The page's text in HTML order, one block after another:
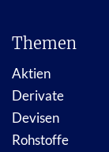
Themen
Aktien
Derivate
Devisen
Rohstoffe